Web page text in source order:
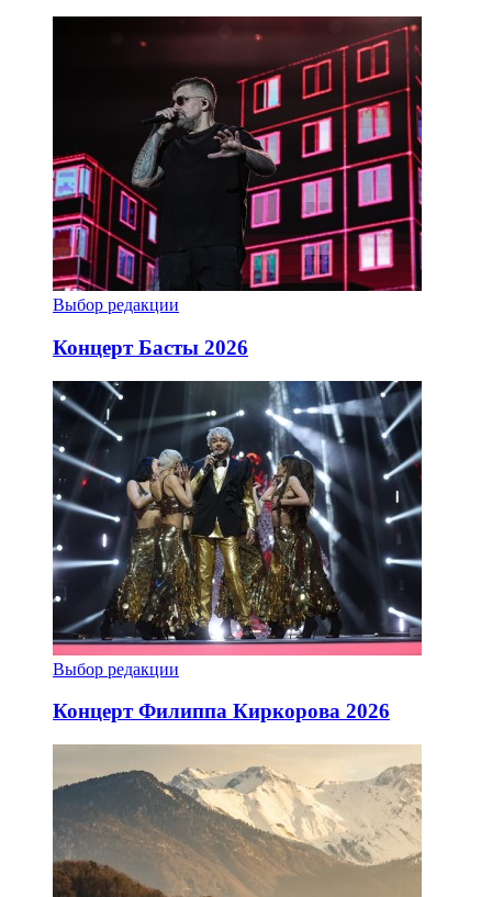
Выбор редакции
Концерт Басты 2026
Выбор редакции
Концерт Филиппа Киркорова 2026